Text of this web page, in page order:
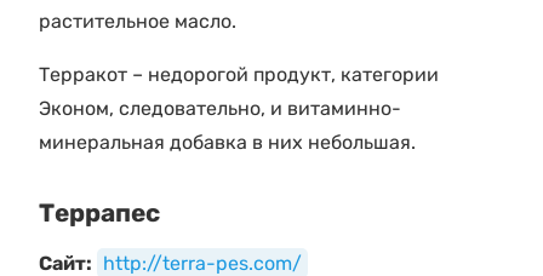
растительное масло.
Терракот – недорогой продукт, категории
Эконом, следовательно, и витаминно-
минеральная добавка в них небольшая.
Террапес
Сайт: http://terra-pes.com/